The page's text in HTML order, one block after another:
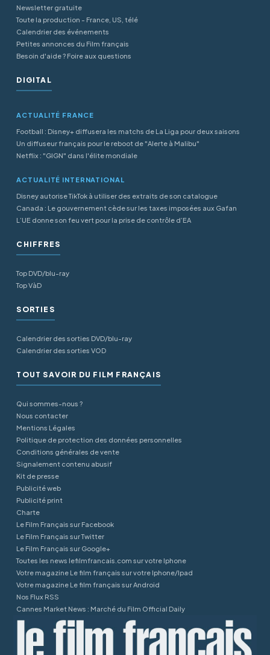
Newsletter gratuite
Toute la production - France, US, télé
Calendrier des événements
Petites annonces du Film français
Besoin d'aide ? Foire aux questions
DIGITAL
ACTUALITÉ FRANCE
Football : Disney+ diffusera les matchs de La Liga pour deux saisons
Un diffuseur français pour le reboot de "Alerte à Malibu"
Netflix : "GIGN" dans l'élite mondiale
ACTUALITÉ INTERNATIONAL
Disney autorise TikTok à utiliser des extraits de son catalogue
Canada : Le gouvernement cède sur les taxes imposées aux Gafan
L’UE donne son feu vert pour la prise de contrôle d’EA
CHIFFRES
Top DVD/blu-ray
Top VàD
SORTIES
Calendrier des sorties DVD/blu-ray
Calendrier des sorties VOD
TOUT SAVOIR DU FILM FRANÇAIS
Qui sommes-nous ?
Nous contacter
Mentions Légales
Politique de protection des données personnelles
Conditions générales de vente
Signalement contenu abusif
Kit de presse
Publicité web
Publicité print
Charte
Le Film Français sur Facebook
Le Film Français sur Twitter
Le Film Français sur Google+
Toutes les news lefilmfrancais.com sur votre Iphone
Votre magazine Le film français sur votre Iphone/Ipad
Votre magazine Le film français sur Android
Nos Flux RSS
Cannes Market News : Marché du Film Official Daily